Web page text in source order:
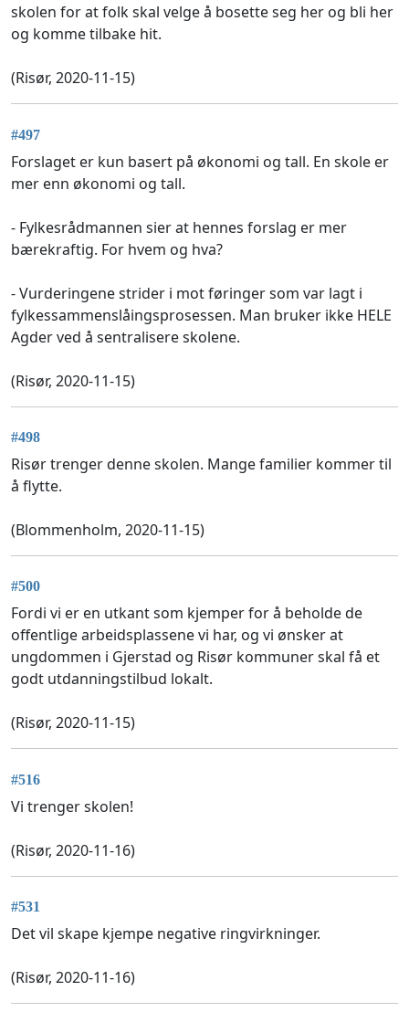
skolen for at folk skal velge å bosette seg her og bli her
og komme tilbake hit.
(Risør, 2020-11-15)
#497
Forslaget er kun basert på økonomi og tall. En skole er
mer enn økonomi og tall.
- Fylkesrådmannen sier at hennes forslag er mer
bærekraftig. For hvem og hva?
- Vurderingene strider i mot føringer som var lagt i
fylkessammenslåingsprosessen. Man bruker ikke HELE
Agder ved å sentralisere skolene.
(Risør, 2020-11-15)
#498
Risør trenger denne skolen. Mange familier kommer til
å flytte.
(Blommenholm, 2020-11-15)
#500
Fordi vi er en utkant som kjemper for å beholde de
offentlige arbeidsplassene vi har, og vi ønsker at
ungdommen i Gjerstad og Risør kommuner skal få et
godt utdanningstilbud lokalt.
(Risør, 2020-11-15)
#516
Vi trenger skolen!
(Risør, 2020-11-16)
#531
Det vil skape kjempe negative ringvirkninger.
(Risør, 2020-11-16)